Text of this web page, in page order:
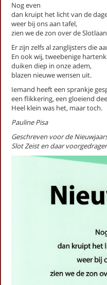
Pisa, Pauline
Bajesschreeuwers
Bezoek (stadsgedicht 41)
De geboorte van een grom
De mens (Stadsgedicht 21)
De schuldfuif
Een man een man een
Eilandgasten(Stadsgedicht
Hart voor de democratie
Herdenken (stadsgedicht 25)
Hertsonnet (stadsgedicht 6)
Hoofdpaleis
Kalenderleven
Nepvachtaaien
Nieuwjaar (stadsgedicht
Over de grens val je van
Paviljoen Den Dolder (1)
Paviljoen Den Dolder (2)
Snoepkast in Zeist
›Next»
Nog even
dan kruipt het licht van de
weer bij ons aan tafel,
zien we de zon over de
Er zijn zelfs al zanglijsters die
En ook wij, tweebenige
duiken diep in onze adem,
blazen nieuwe wensen uit.
Iemand heeft een sprankje
een flikkering, een gloeiend
Heel klein was het, maar toch.
Pauline Pisa
Geschreven voor de
Slot Zeist en daar